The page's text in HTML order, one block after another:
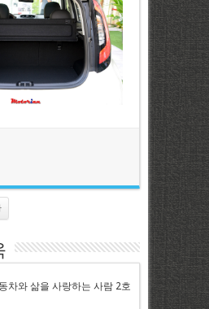
차와 삶을 사랑하는 사람 2호